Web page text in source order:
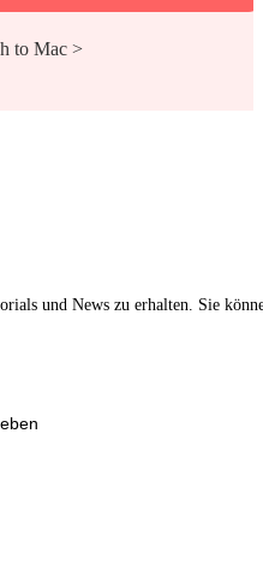
to Mac >
und News zu erhalten. Sie